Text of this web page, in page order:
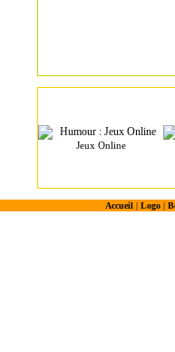
Jeux Online
Accueil| Logo|